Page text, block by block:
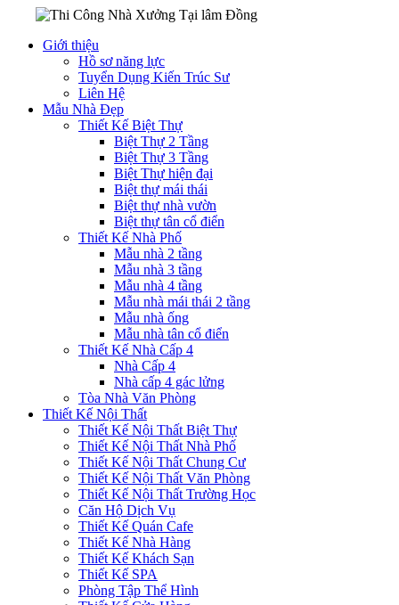
Giới thiệu
Hồ sơ năng lực
Tuyển Dụng Kiến Trúc Sư
Liên Hệ
Mẫu Nhà Đẹp
Thiết Kế Biệt Thự
Biệt Thự 2 Tầng
Biệt Thự 3 Tầng
Biệt Thự hiện đại
Biệt thự mái thái
Biệt thự nhà vườn
Biệt thự tân cổ điển
Thiết Kế Nhà Phố
Mẫu nhà 2 tầng
Mẫu nhà 3 tầng
Mẫu nhà 4 tầng
Mẫu nhà mái thái 2 tầng
Mẫu nhà ống
Mẫu nhà tân cổ điển
Thiết Kế Nhà Cấp 4
Nhà Cấp 4
Nhà cấp 4 gác lửng
Tòa Nhà Văn Phòng
Thiết Kế Nội Thất
Thiết Kế Nội Thất Biệt Thự
Thiết Kế Nội Thất Nhà Phố
Thiết Kế Nội Thất Chung Cư
Thiết Kế Nội Thất Văn Phòng
Thiết Kế Nội Thất Trường Học
Căn Hộ Dịch Vụ
Thiết Kế Quán Cafe
Thiết Kế Nhà Hàng
Thiết Kế Khách Sạn
Thiết Kế SPA
Phòng Tập Thể Hình